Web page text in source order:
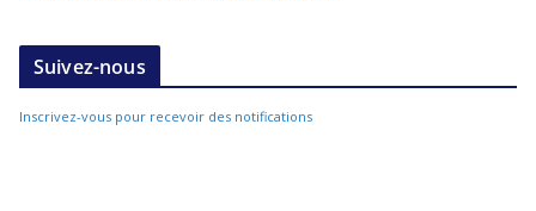
Suivez-nous
Inscrivez-vous pour recevoir des notifications